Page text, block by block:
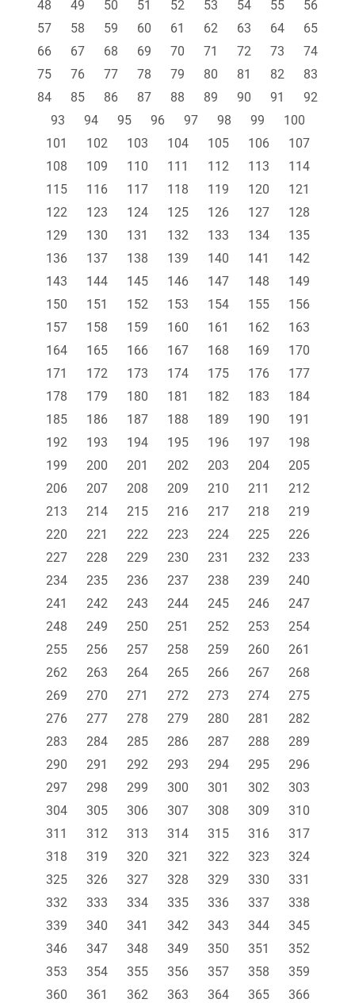
48
49 50 51 52 53 54 55
56
57
58 59 60 61 62 63 64
65
66
67 68 69 70 71 72 73
74
75
76 77 78 79 80 81 82
83
84
85 86 87 88 89 90 91
92
93
94 95 96 97 98 99
100
101
102 103 104 105 106
107
108
109 110 111 112 113
114
115
116 117 118 119 120
121
122
123 124 125 126 127
128
129
130 131 132 133 134
135
136
137 138 139 140 141
142
143
144 145 146 147 148
149
150
151 152 153 154 155
156
157
158 159 160 161 162
163
164
165 166 167 168 169
170
171
172 173 174 175 176
177
178
179 180 181 182 183
184
185
186 187 188 189 190
191
192
193 194 195 196 197
198
199
200 201 202 203 204
205
206
207 208 209 210 211
212
213
214 215 216 217 218
219
220
221 222 223 224 225
226
227
228 229 230 231 232
233
234
235 236 237 238 239
240
241
242 243 244 245 246
247
248
249 250 251 252 253
254
255
256 257 258 259 260
261
262
263 264 265 266 267
268
269
270 271 272 273 274
275
276
277 278 279 280 281
282
283
284 285 286 287 288
289
290
291 292 293 294 295
296
297
298 299 300 301 302
303
304
305 306 307 308 309
310
311
312 313 314 315 316
317
318
319 320 321 322 323
324
325
326 327 328 329 330
331
332
333 334 335 336 337
338
339
340 341 342 343 344
345
346
347 348 349 350 351
352
353
354 355 356 357 358
359
360
361 362 363 364 365
366